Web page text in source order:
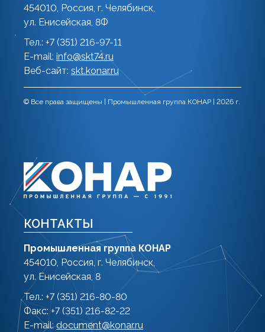
454010, Россия, г. Челябинск,
ул. Енисейская, 8Ф
Тел.: +7 (351) 216-97-11
E-mail: info@skt74.ru
Веб-сайт: skt.konar.ru
© Все права защищены | Промышленная группа КОНАР | 2026 г.
КОНТАКТЫ
Промышленная группа КОНАР
454010, Россия, г. Челябинск,
ул. Енисейская, 8
Тел.: +7 (351) 216-80-80
Факс: +7 (351) 216-82-22
E-mail:document@konar.ru